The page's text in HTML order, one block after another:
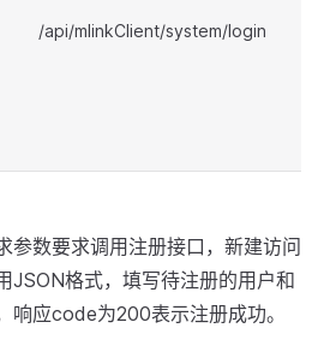
/api/mlinkClient/system/login
参数要求调用注册接口，新建访问
JSON格式，填写待注册的用户和
响应code为200表示注册成功。